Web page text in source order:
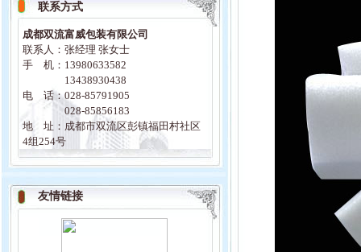
联系方式
成都双流富威包装有限公司
联系人：张经理 张女士
手 机：13980633582
13438930438
电 话：028-85791905
028-85856183
地 址：成都市双流区彭镇福田村社区
4组254号
友情链接